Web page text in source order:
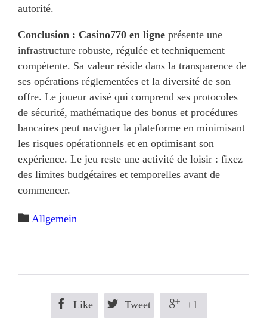
autorité.
Conclusion : Casino770 en ligne présente une
infrastructure robuste, régulée et techniquement
compétente. Sa valeur réside dans la transparence de
ses opérations réglementées et la diversité de son
offre. Le joueur avisé qui comprend ses protocoles
de sécurité, mathématique des bonus et procédures
bancaires peut naviguer la plateforme en minimisant
les risques opérationnels et en optimisant son
expérience. Le jeu reste une activité de loisir : fixez
des limites budgétaires et temporelles avant de
commencer.
 Category
Allgemein
 Like  Tweet  +1